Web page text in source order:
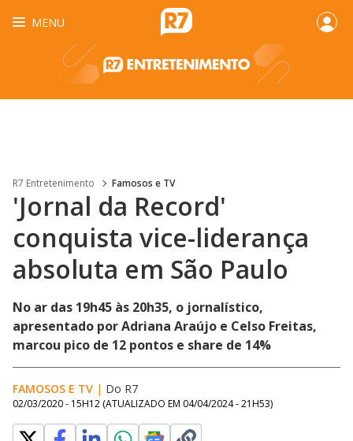
MENU
R7 Entretenimento Famosos e TV
'Jornal da Record'
conquista vice-liderança
absoluta em São Paulo
No ar das 19h45 às 20h35, o jornalístico,
apresentado por Adriana Araújo e Celso Freitas,
marcou pico de 12 pontos e share de 14%
FAMOSOS E TV | Do R7
02/03/2020 - 15H12 (ATUALIZADO EM 04/04/2024 - 21H53)